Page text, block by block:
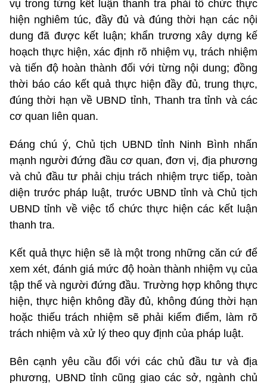
vụ trong từng kết luận thanh tra phải tổ chức thực
hiện nghiêm túc, đầy đủ và đúng thời hạn các nội
dung đã được kết luận; khẩn trương xây dựng kế
hoạch thực hiện, xác định rõ nhiệm vụ, trách nhiệm
và tiến độ hoàn thành đối với từng nội dung; đồng
thời báo cáo kết quả thực hiện đầy đủ, trung thực,
đúng thời hạn về UBND tỉnh, Thanh tra tỉnh và các
cơ quan liên quan.
Đáng chú ý, Chủ tịch UBND tỉnh Ninh Bình nhấn
mạnh người đứng đầu cơ quan, đơn vị, địa phương
và chủ đầu tư phải chịu trách nhiệm trực tiếp, toàn
diện trước pháp luật, trước UBND tỉnh và Chủ tịch
UBND tỉnh về việc tổ chức thực hiện các kết luận
thanh tra.
Kết quả thực hiện sẽ là một trong những căn cứ để
xem xét, đánh giá mức độ hoàn thành nhiệm vụ của
tập thể và người đứng đầu. Trường hợp không thực
hiện, thực hiện không đầy đủ, không đúng thời hạn
hoặc thiếu trách nhiệm sẽ phải kiểm điểm, làm rõ
trách nhiệm và xử lý theo quy định của pháp luật.
Bên cạnh yêu cầu đối với các chủ đầu tư và địa
phương, UBND tỉnh cũng giao các sở, ngành chủ